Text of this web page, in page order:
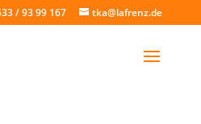
/ 93 99 167 tka@lafrenz.de